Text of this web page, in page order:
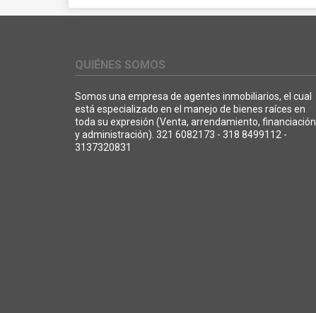
QUIÉNES SOMOS
Somos una empresa de agentes inmobiliarios, el cual
está especializado en el manejo de bienes raíces en
toda su expresión (Venta, arrendamiento, financiación
y administración). 321 6082173 - 318 8499112 -
3137320831